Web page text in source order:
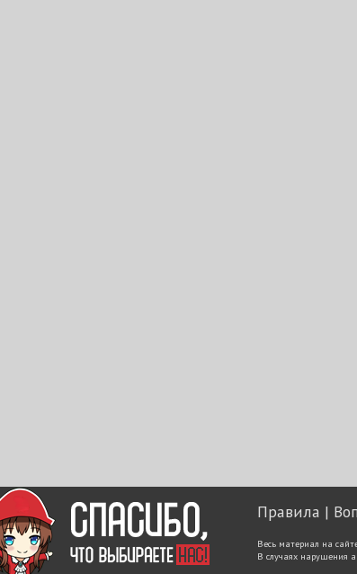
Правила
Весь материал на
В случаях нарушения